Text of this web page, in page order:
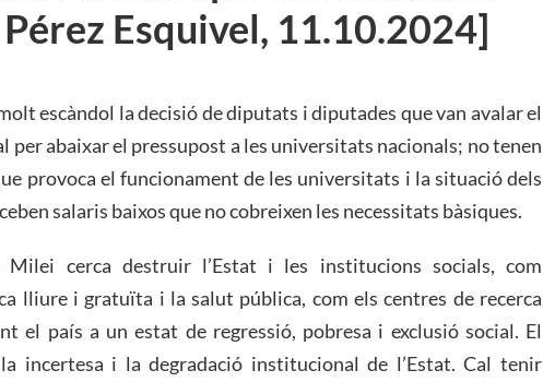
Esquivel, 11.10.2024]
escàndol la decisió de diputats i diputades que van avalar el
per abaixar el pressupost a les universitats nacionals; no tenen
provoca el funcionament de les universitats i la situació dels
salaris baixos que no cobreixen les necessitats bàsiques.
Milei cerca destruir l’Estat i les institucions socials, com
lliure i gratuïta i la salut pública, com els centres de recerca
el país a un estat de regressió, pobresa i exclusió social. El
incertesa i la degradació institucional de l’Estat. Cal tenir